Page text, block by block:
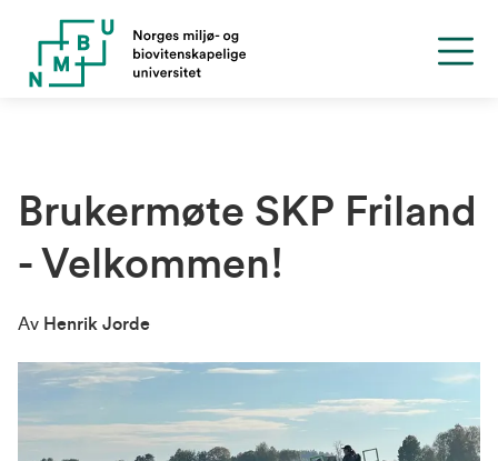
Brukermøte SKP Friland
- Velkommen!
Av Henrik Jorde